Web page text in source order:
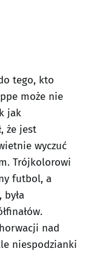
tego, kto
może nie
jak
że jest
wyczuć
Trójkolorowi
futbol, a
nad
niespodzianki